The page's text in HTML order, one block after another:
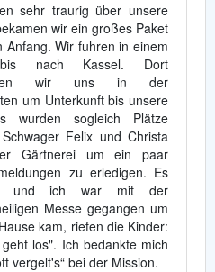
sehr traurig über unsere
wir ein großes Paket
Anfang. Wir fuhren in einem
nach Kassel. Dort
wir uns in der
um Unterkunft bis unsere
wurden sogleich Plätze
Felix und Christa
Gärtnerei um ein paar
zu erledigen. Es
und ich war mit der
Messe gegangen um
kam, riefen die Kinder:
los". Ich bedankte mich
vergelt's“ bei der Mission.